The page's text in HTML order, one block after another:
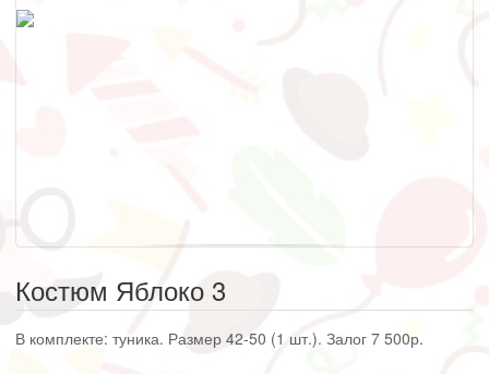
Костюм Яблоко 3
В комплекте: туника. Размер 42-50 (1 шт.). Залог 7 500р.